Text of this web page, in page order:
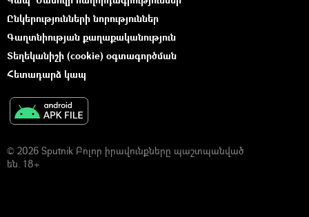
Ընկերությունների նորություններ
Գաղտնիության քաղաքականություն
Տեղեկանիշի (cookie) օգտագործման
Հետադարձ կապ
© 2026 Sputnik Բոլոր իրավունքները պաշտպանված
են. 18+